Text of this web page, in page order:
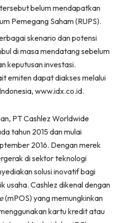
belum mendapatkan
Pemegang Saham (RUPS).
skenario dan potensi
di masa mendatang sebelum
keputusan investasi.
emiten dapat diakses melalui
www.idx.co.id.
PT Cashlez Worldwide
tahun 2015 dan mulai
2016. Dengan merek
di sektor teknologi
solusi inovatif bagi
usaha. Cashlez dikenal dengan
(mPOS) yang memungkinkan
kartu kredit atau